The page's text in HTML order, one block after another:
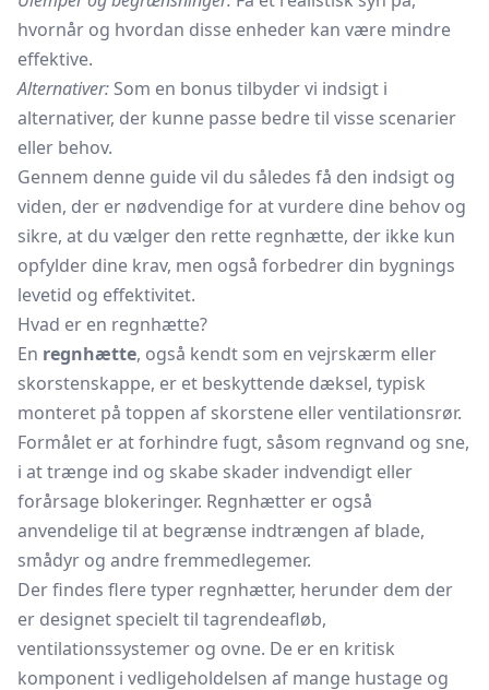
hvornår og hvordan disse enheder kan være mindre
effektive.
Alternativer: Som en bonus tilbyder vi indsigt i
alternativer, der kunne passe bedre til visse scenarier
eller behov.
Gennem denne guide vil du således få den indsigt og
viden, der er nødvendige for at vurdere dine behov og
sikre, at du vælger den rette regnhætte, der ikke kun
opfylder dine krav, men også forbedrer din bygnings
levetid og effektivitet.
Hvad er en regnhætte?
En regnhætte, også kendt som en vejrskærm eller
skorstenskappe, er et beskyttende dæksel, typisk
monteret på toppen af skorstene eller ventilationsrør.
Formålet er at forhindre fugt, såsom regnvand og sne,
i at trænge ind og skabe skader indvendigt eller
forårsage blokeringer. Regnhætter er også
anvendelige til at begrænse indtrængen af blade,
smådyr og andre fremmedlegemer.
Der findes flere typer regnhætter, herunder dem der
er designet specielt til tagrendeafløb,
ventilationssystemer og ovne. De er en kritisk
komponent i vedligeholdelsen af mange hustage og